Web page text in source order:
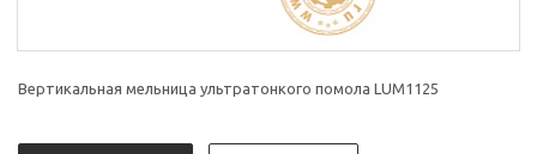
Вертикальная мельница ультратонкого помола LUM1125